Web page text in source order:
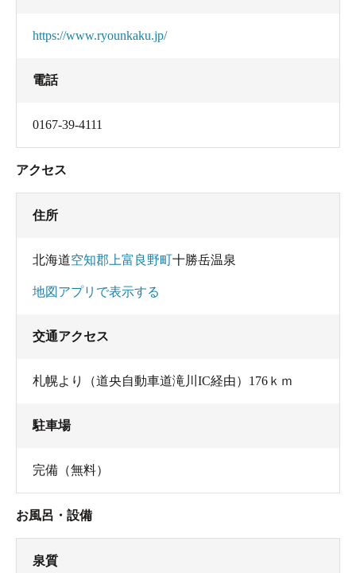
あつ源泉とぬる源泉。
ここ十勝岳温泉凌雲閣には
泉質の異なる２本の源泉があります。（普段）
ひとつは
酸性泉（pH2.57/35℃）
もうひとつはカルシウム・ナトリウムー硫酸塩泉
このうちの53℃の方が詰まって出なくなっていた。
https://www.ryounkaku.jp/
電話
0167-39-4111
アクセス
住所
北海道空知郡上富良野町十勝岳温泉
地図アプリで表示する
交通アクセス
札幌より（道央自動車道滝川IC経由）176ｋｍ
駐車場
完備（無料）
お風呂・設備
泉質